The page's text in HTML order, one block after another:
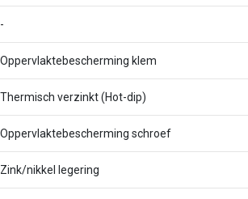
-
Oppervlaktebescherming klem
Thermisch verzinkt (Hot-dip)
Oppervlaktebescherming schroef
Zink/nikkel legering